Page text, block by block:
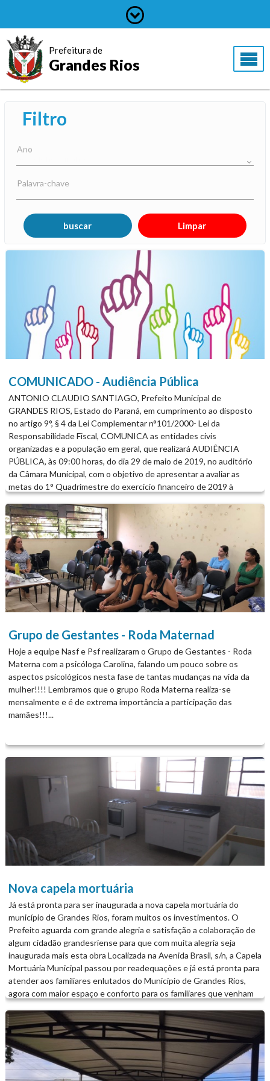
Prefeitura de
Grandes Rios
Filtro
Ano
Palavra-chave
COMUNICADO - Audiência Pública
ANTONIO CLAUDIO SANTIAGO, Prefeito Municipal de
GRANDES RIOS, Estado do Paraná, em cumprimento ao disposto
no artigo 9°, § 4 da Lei Complementar n°101/2000- Lei da
Responsabilidade Fiscal, COMUNICA as entidades civis
organizadas e a população em geral, que realizará AUDIÊNCIA
PÚBLICA, às 09:00 horas, do dia 29 de maio de 2019, no auditório
da Câmara Municipal, com o objetivo de apresentar a avaliar as
metas do 1° Quadrimestre do exercício financeiro de 2019 à
e a Audiência Pública das receitas e despesas do FMDCA do
mesmo período. Por este ato, ficam as entidades civis organizadas e
a população em geral de GRANDES RIOS convidadas a participar da
audiência pública. Grandes Rios, 21 de maio de 2019 ANTONIO
CLAUDIO SANTIAGO Prefeito Municipal...
Grupo de Gestantes - Roda Maternad
Hoje a equipe Nasf e Psf realizaram o Grupo de Gestantes - Roda
Materna com a psicóloga Carolina, falando um pouco sobre os
aspectos psicológicos nesta fase de tantas mudanças na vida da
mulher!!!! Lembramos que o grupo Roda Materna realiza-se
mensalmente e é de extrema importância a participação das
mamães!!!...
Nova capela mortuária
Já está pronta para ser inaugurada a nova capela mortuária do
município de Grandes Rios, foram muitos os investimentos. O
Prefeito aguarda com grande alegria e satisfação a colaboração de
algum cidadão grandesriense para que com muita alegria seja
inaugurada mais esta obra Localizada na Avenida Brasil, s/n, a Capela
Mortuária Municipal passou por readequações e já está pronta para
atender aos familiares enlutados do Município de Grandes Rios,
agora com maior espaço e conforto para os familiares que venham
feita por meio de recursos próprios do município na ordem de quase
R$ 10.000,00. A Capela Mortuária recebeu novas janelas, pintura,
piso, banco em alvenaria e cobertura em toldo na entrada para
proteger as pessoas do calor, frio ou chuva, no seu espaço interno
foi instalado um dormitório contendo camas e colchões totalmente